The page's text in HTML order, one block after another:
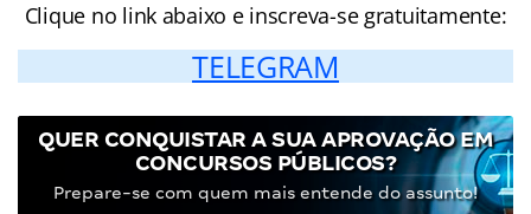
Clique no link abaixo e inscreva-se gratuitamente:
TELEGRAM
QUER CONQUISTAR A SUA APROVAÇÃO EM
CONCURSOS PÚBLICOS?
Prepare-se com quem mais entende do assunto!